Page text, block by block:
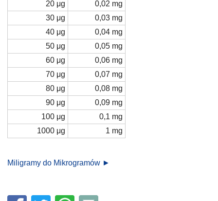
20 μg
0,02 mg
30 μg
0,03 mg
40 μg
0,04 mg
50 μg
0,05 mg
60 μg
0,06 mg
70 μg
0,07 mg
80 μg
0,08 mg
90 μg
0,09 mg
100 μg
0,1 mg
1000 μg
1 mg
Miligramy do Mikrogramów ►